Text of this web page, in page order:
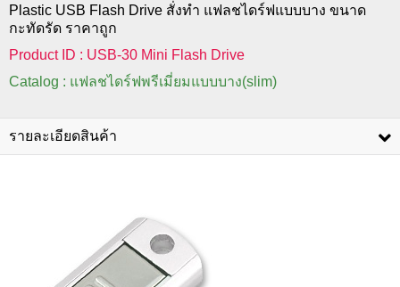
Plastic USB Flash Drive สั่งทำ แฟลชไดร์ฟแบบบาง ขนาด
กะทัดรัด ราคาถูก
Product ID : USB-30 Mini Flash Drive
Catalog : แฟลชไดร์ฟพรีเมี่ยมแบบบาง(slim)
รายละเอียดสินค้า